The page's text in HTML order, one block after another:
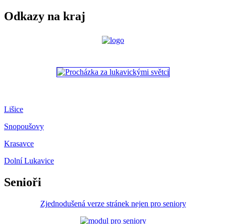
Odkazy na kraj
Lišice
Snopoušovy
Krasavce
Dolní Lukavice
Senioři
Zjednodušená verze stránek nejen pro seniory